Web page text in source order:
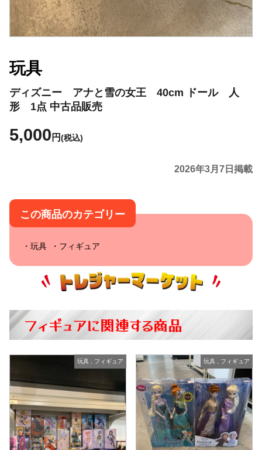
玩具
ディズニー アナと雪の女王 40cm ドール 人
形 1点 中古品販売
5,000 円(税込)
2026年3月7日掲載
この商品のカテゴリー
玩具 フィギュア
フィギュアに関連する商品
玩具, フィギュア 玩具 , フィギュア